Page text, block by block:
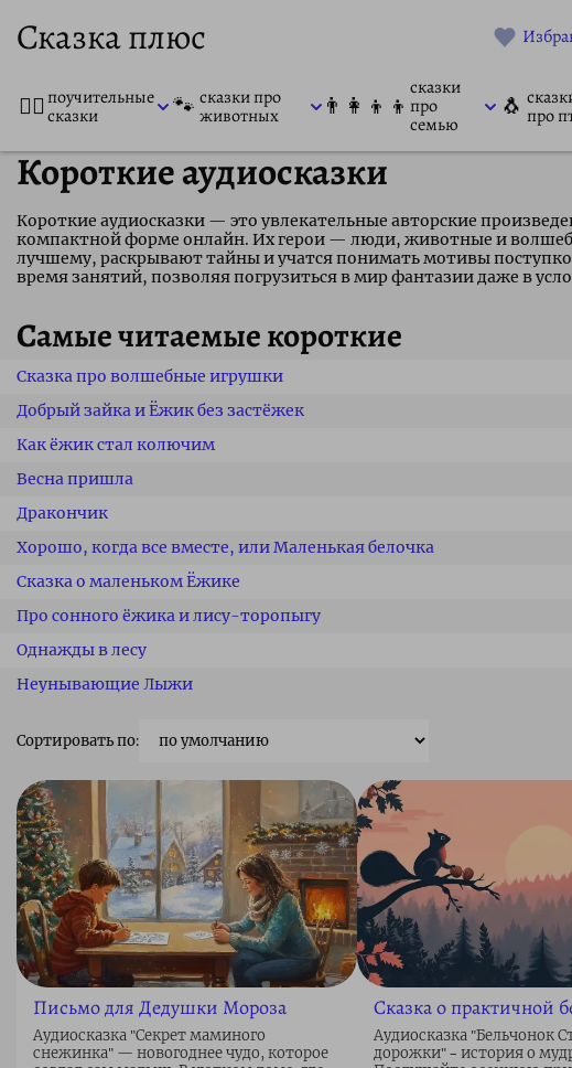
Сказка плюс
👨‍⚕️поучительные
сказки 🐾 сказки про
животных 👨‍👩‍👦‍👦
сказки
про
семью
🐧 про
Короткие аудиосказки
Короткие аудиосказки — это увлекательные авторские
компактной форме онлайн. Их герои — люди, животные и
лучшему, раскрывают тайны и учатся понимать мотивы
время занятий, позволяя погрузиться в мир фантазии даже в
Самые читаемые короткие
Сказка про волшебные игрушки
Добрый зайка и Ёжик без застёжек
Как ёжик стал колючим
Весна пришла
Дракончик
Хорошо, когда все вместе, или Маленькая белочка
Сказка о маленьком Ёжике
Про сонного ёжика и лису-торопыгу
Однажды в лесу
Неунывающие Лыжи
Сортировать по:
Письмо для Дедушки Мороза
Аудиосказка "Секрет маминого
снежинка" — новогоднее чудо, которое
Сказка о практичной
Аудиосказка "Бельчонок
дорожки" – история о